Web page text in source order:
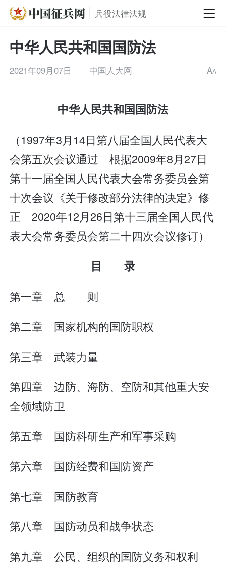
兵役法律法规
中华人民共和国国防法
2021年09月07日 中国人大网 AA
中华人民共和国国防法
（1997年3月14日第八届全国人民代表大
会第五次会议通过 根据2009年8月27日
第十一届全国人民代表大会常务委员会第
十次会议《关于修改部分法律的决定》修
正 2020年12月26日第十三届全国人民代
表大会常务委员会第二十四次会议修订）
目 录
第一章 总 则
第二章 国家机构的国防职权
第三章 武装力量
第四章 边防、海防、空防和其他重大安
全领域防卫
第五章 国防科研生产和军事采购
第六章 国防经费和国防资产
第七章 国防教育
第八章 国防动员和战争状态
第九章 公民、组织的国防义务和权利